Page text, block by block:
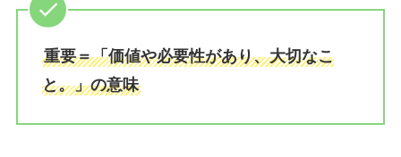
重要＝「価値や必要性があり、大切なこ
と。」の意味